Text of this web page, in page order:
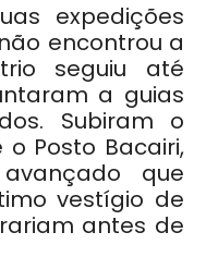
expedições
encontrou a
seguiu até
a guias
Subiram o
Posto Bacairi,
que
vestígio de
antes de